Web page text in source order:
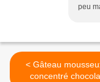
peu
< Gâteau mousseux lait
concentré